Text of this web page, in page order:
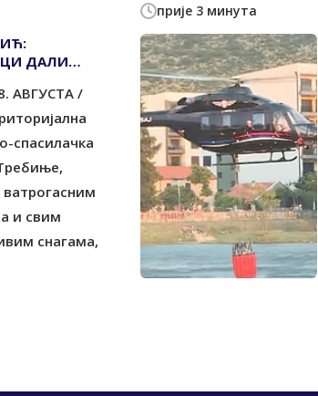
ДАЛИ
АВГУСТА /
спасилачка
ватрогасним
и свим
снагама,
прије 3 минута